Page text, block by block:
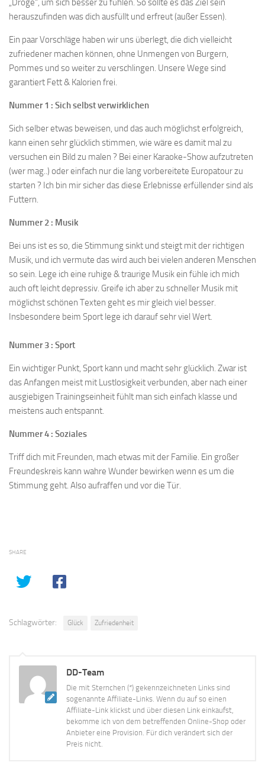
„Droge“, um sich besser zu fühlen. So sollte es das Ziel sein
herauszufinden was dich ausfüllt und erfreut (außer Essen).
Ein paar Vorschläge haben wir uns überlegt, die dich vielleicht
zufriedener machen können, ohne Unmengen von Burgern,
Pommes und so weiter zu verschlingen. Unsere Wege sind
garantiert Fett & Kalorien frei.
Nummer 1 : Sich selbst verwirklichen
Sich selber etwas beweisen, und das auch möglichst erfolgreich,
kann einen sehr glücklich stimmen, wie wäre es damit mal zu
versuchen ein Bild zu malen ? Bei einer Karaoke-Show aufzutreten
(wer mag..) oder einfach nur die lang vorbereitete Europatour zu
starten ? Ich bin mir sicher das diese Erlebnisse erfüllender sind als
Futtern.
Nummer 2 : Musik
Bei uns ist es so, die Stimmung sinkt und steigt mit der richtigen
Musik, und ich vermute das wird auch bei vielen anderen Menschen
so sein. Lege ich eine ruhige & traurige Musik ein fühle ich mich
auch oft leicht depressiv. Greife ich aber zu schneller Musik mit
möglichst schönen Texten geht es mir gleich viel besser.
Insbesondere beim Sport lege ich darauf sehr viel Wert.
Nummer 3 : Sport
Ein wichtiger Punkt, Sport kann und macht sehr glücklich. Zwar ist
das Anfangen meist mit Lustlosigkeit verbunden, aber nach einer
ausgiebigen Trainingseinheit fühlt man sich einfach klasse und
meistens auch entspannt.
Nummer 4 : Soziales
Triff dich mit Freunden, mach etwas mit der Familie. Ein großer
Freundeskreis kann wahre Wunder bewirken wenn es um die
Stimmung geht. Also aufraffen und vor die Tür.
SHARE
Schlagwörter: Glück Zufriedenheit
DD-Team
Die mit Sternchen (*) gekennzeichneten Links sind
sogenannte Affiliate-Links. Wenn du auf so einen
Affiliate-Link klickst und über diesen Link einkaufst,
bekomme ich von dem betreffenden Online-Shop oder
Anbieter eine Provision. Für dich verändert sich der
Preis nicht.